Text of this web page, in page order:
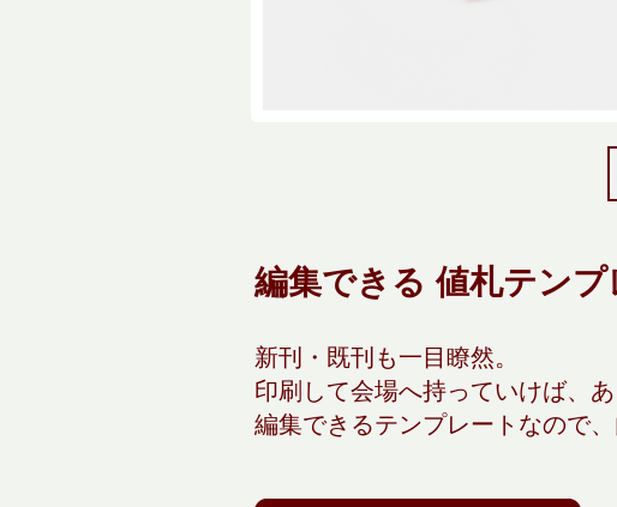
編集できる 値札テンプ
新刊・既刊も一目瞭然。
印刷して会場へ持っていけば、
編集できるテンプレートなので